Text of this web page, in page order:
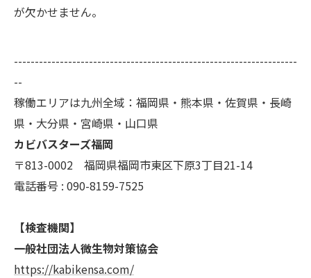
が欠かせません。
--------------------------------------------------------------------
--
稼働エリアは九州全域：福岡県・熊本県・佐賀県・長崎
県・大分県・宮崎県・山口県
カビバスターズ福岡
〒813-0002 福岡県福岡市東区下原3丁目21-14
電話番号 : 090-8159-7525
【検査機関】
一般社団法人微生物対策協会
https://kabikensa.com/